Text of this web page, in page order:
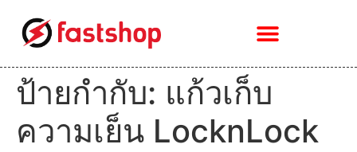
ป้ายกำกับ: แก้วเก็บ
ความเย็น LocknLock